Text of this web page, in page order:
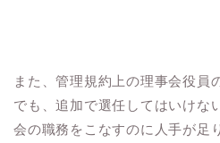
また、管理規約上の理事会役員
でも、追加で選任してはいけな
会の職務をこなすのに人手が